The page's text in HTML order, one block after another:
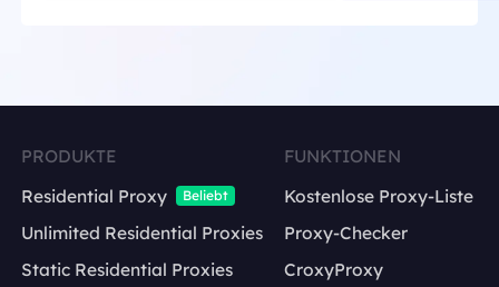
PRODUKTE
Residential Proxy
Beliebt
Unlimited Residential Proxies
Static Residential Proxies
FUNKTIONEN
Kostenlose Proxy-Liste
Proxy-Checker
CroxyProxy